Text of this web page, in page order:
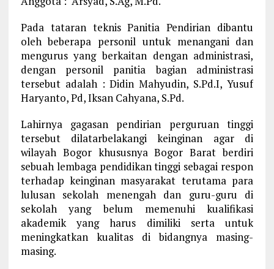
Pada tataran teknis Panitia Pendirian dibantu
oleh beberapa personil untuk menangani dan
mengurus yang berkaitan dengan administrasi,
dengan personil panitia bagian administrasi
tersebut adalah : Didin Mahyudin, S.Pd.I, Yusuf
Haryanto, Pd, Iksan Cahyana, S.Pd.
Lahirnya gagasan pendirian perguruan tinggi
tersebut dilatarbelakangi keinginan agar di
wilayah Bogor khususnya Bogor Barat berdiri
sebuah lembaga pendidikan tinggi sebagai respon
terhadap keinginan masyarakat terutama para
lulusan sekolah menengah dan guru-guru di
sekolah yang belum memenuhi kualifikasi
akademik yang harus dimiliki serta untuk
meningkatkan kualitas di bidangnya masing-
masing.